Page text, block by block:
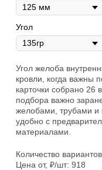
Угол
Угол желоба
кровли, когда важны
карточки собрано 26
подбора важно
желобами, трубами и
удобно с
материалами.
Количество
Цена от, ₽/шт: 918